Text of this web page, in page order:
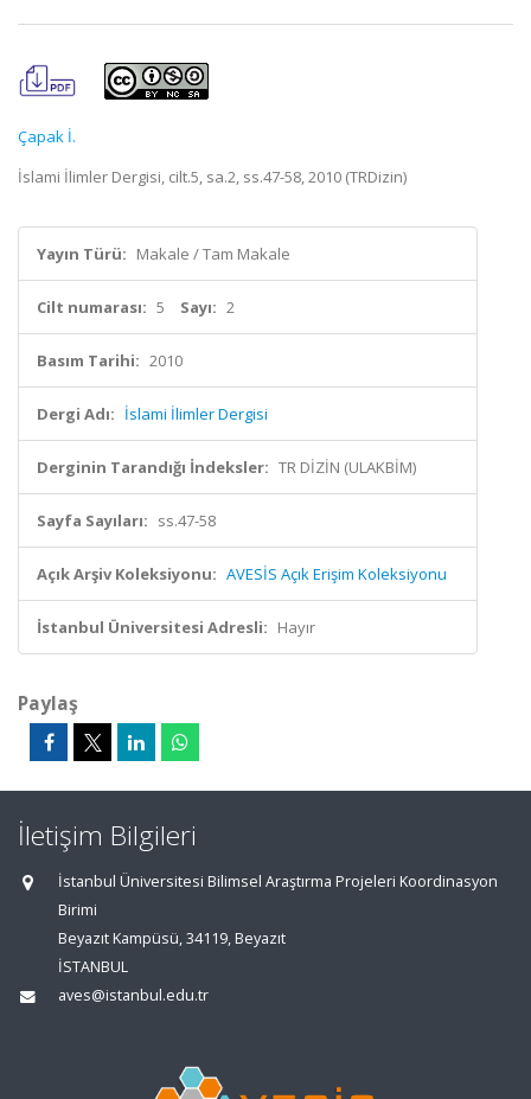
Çapak İ.
İslami İlimler Dergisi, cilt.5, sa.2, ss.47-58, 2010 (TRDizin)
Yayın Türü: Makale / Tam Makale
Cilt numarası: 5 Sayı: 2
Basım Tarihi: 2010
Dergi Adı: İslami İlimler Dergisi
Derginin Tarandığı İndeksler: TR DİZİN (ULAKBİM)
Sayfa Sayıları: ss.47-58
Açık Arşiv Koleksiyonu: AVESİS Açık Erişim Koleksiyonu
İstanbul Üniversitesi Adresli: Hayır
Paylaş
İletişim Bilgileri
İstanbul Üniversitesi Bilimsel Araştırma Projeleri Koordinasyon
Birimi
Beyazıt Kampüsü, 34119, Beyazıt
İSTANBUL
aves@istanbul.edu.tr